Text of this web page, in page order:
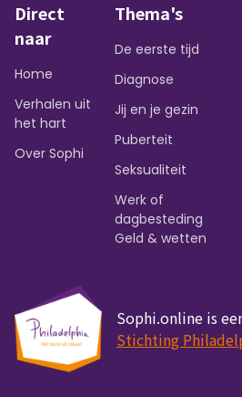
Direct
naar
Home
Verhalen uit
het hart
Over Sophi
Thema's
De eerste tijd
Diagnose
Jij en je gezin
Puberteit
Seksualiteit
Werk of
dagbesteding
Geld & wetten
Sophi.online is
Stichting